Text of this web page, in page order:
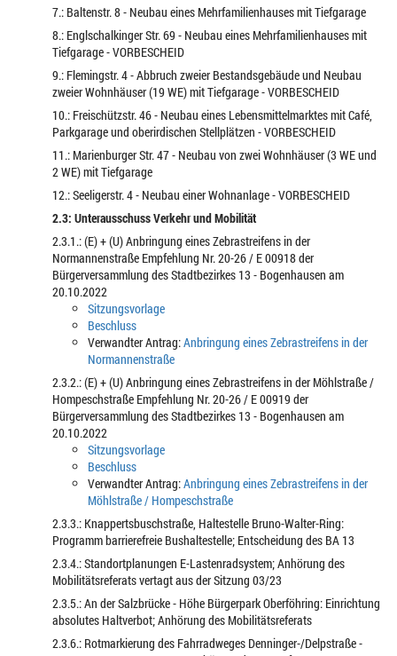
7.: Baltenstr. 8 - Neubau eines Mehrfamilienhauses mit Tiefgarage
8.: Englschalkinger Str. 69 - Neubau eines Mehrfamilienhauses mit
Tiefgarage - VORBESCHEID
9.: Flemingstr. 4 - Abbruch zweier Bestandsgebäude und Neubau
zweier Wohnhäuser (19 WE) mit Tiefgarage - VORBESCHEID
10.: Freischützstr. 46 - Neubau eines Lebensmittelmarktes mit Café,
Parkgarage und oberirdischen Stellplätzen - VORBESCHEID
11.: Marienburger Str. 47 - Neubau von zwei Wohnhäuser (3 WE und
2 WE) mit Tiefgarage
12.: Seeligerstr. 4 - Neubau einer Wohnanlage - VORBESCHEID
2.3: Unterausschuss Verkehr und Mobilität
2.3.1.: (E) + (U) Anbringung eines Zebrastreifens in der
Normannenstraße Empfehlung Nr. 20-26 / E 00918 der
Bürgerversammlung des Stadtbezirkes 13 - Bogenhausen am
20.10.2022
Sitzungsvorlage
Beschluss
Verwandter Antrag:Anbringung eines Zebrastreifens in der
Normannenstraße
2.3.2.: (E) + (U) Anbringung eines Zebrastreifens in der Möhlstraße /
Hompeschstraße Empfehlung Nr. 20-26 / E 00919 der
Bürgerversammlung des Stadtbezirkes 13 - Bogenhausen am
20.10.2022
Sitzungsvorlage
Beschluss
Verwandter Antrag:Anbringung eines Zebrastreifens in der
Möhlstraße / Hompeschstraße
2.3.3.: Knappertsbuschstraße, Haltestelle Bruno-Walter-Ring:
Programm barrierefreie Bushaltestelle; Entscheidung des BA 13
2.3.4.: Standortplanungen E-Lastenradsystem; Anhörung des
Mobilitätsreferats vertagt aus der Sitzung 03/23
2.3.5.: An der Salzbrücke - Höhe Bürgerpark Oberföhring: Einrichtung
absolutes Haltverbot; Anhörung des Mobilitätsreferats
2.3.6.: Rotmarkierung des Fahrradweges Denninger-/Delpstraße -